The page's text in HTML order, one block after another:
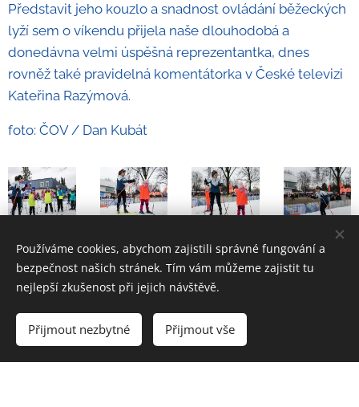
Představit jeho kouzlo a snadnost ovládání běžeckých
lyží sem o víkendu přijela naše dlouhodobá a
donedávna velmi úspěšná reprezentantka, dnes
rovněž také pravidelná komentátorka v České televizi
Kateřina Razýmová.
foto: ČOV / Dan Kubát
Používáme cookies, abychom zajistili správné fungování a
bezpečnost našich stránek. Tím vám můžeme zajistit tu
nejlepší zkušenost při jejich návštěvě.
Přijmout nezbytné Přijmout vše